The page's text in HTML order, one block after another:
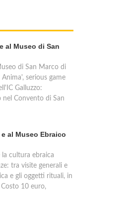
al Museo di San
di San Marco di
serious game
Galluzzo:
nel Convento di San
al Museo Ebraico
cultura ebraica
tra visite generali e
e gli oggetti rituali, in
10 euro,